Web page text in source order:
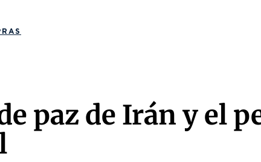
paz de Irán y el